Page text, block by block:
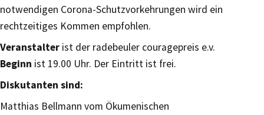
notwendigen Corona-Schutzvorkehrungen wird ein
rechtzeitiges Kommen empfohlen.
Veranstalter ist der radebeuler couragepreis e.v.
Beginn ist 19.00 Uhr. Der Eintritt ist frei.
Diskutanten sind:
Matthias Bellmann vom Ökumenischen